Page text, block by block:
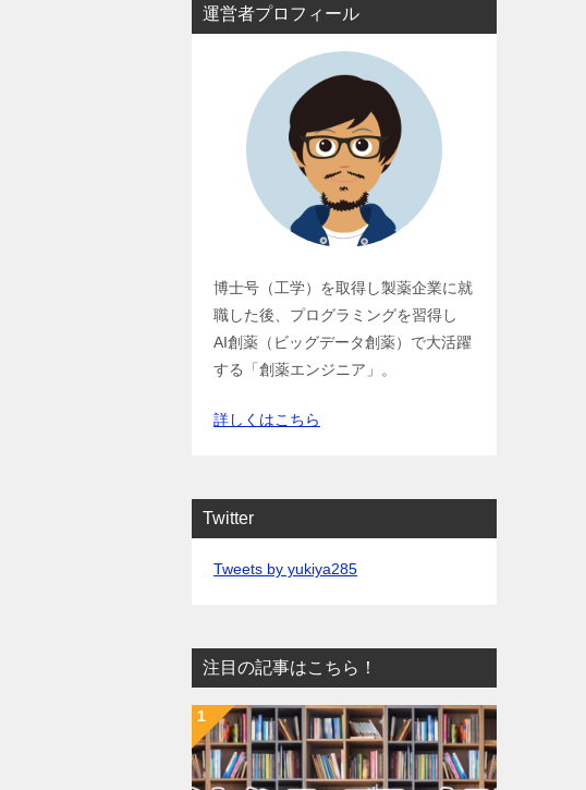
運営者プロフィール
博士号（工学）を取得し製薬企業に就
職した後、プログラミングを習得し
AI創薬（ビッグデータ創薬）で大活躍
する「創薬エンジニア」。
詳しくはこちら
Twitter
Tweets by yukiya285
注目の記事はこちら！